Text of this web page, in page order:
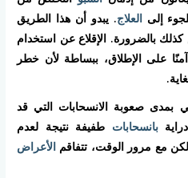
إلىالعلاج. يبدو أن هذا الطريق
بالضرورة. الإقلاع عن استخدام
على الإطلاق، ببساطة لأن خطر
بمدى صعوبة الانسحابات التي قد
بانسحابات طفيفة نتيجة لعدم
مع مرور الوقت، تتفاقم الأعراض